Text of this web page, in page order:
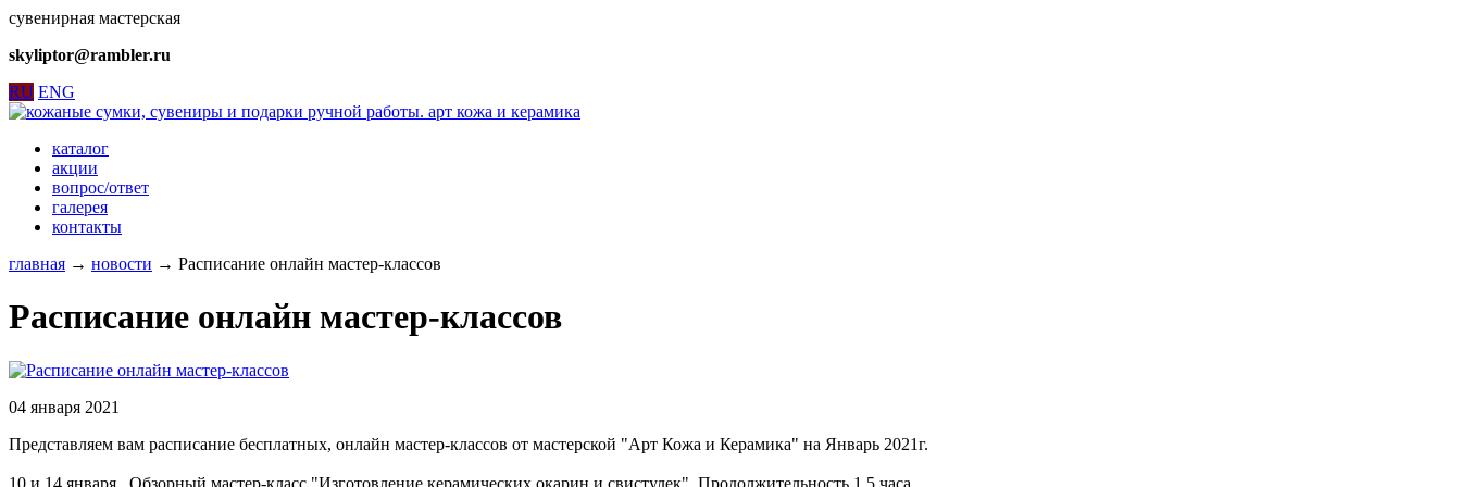
сувенирная мастерская
skyliptor@rambler.ru
RU ENG
каталог
акции
вопрос/ответ
галерея
контакты
главная → новости → Расписание онлайн мастер-классов
Расписание онлайн мастер-классов
04 января 2021
Представляем вам расписание бесплатных, онлайн мастер-классов от мастерской "Арт Кожа и Керамика" на Январь 2021г.
10 и 14 января. Обзорный мастер-класс "Изготовление керамических окарин и свистулек". Продолжительность 1,5 часа.